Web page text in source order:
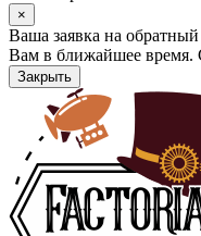
×
Ваша заявка на
Вам в ближайшее время.
Закрыть